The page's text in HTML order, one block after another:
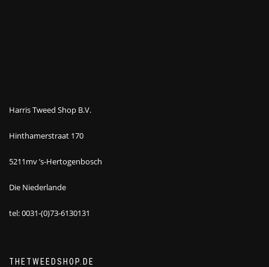
Harris Tweed Shop B.V.
Hinthamerstraat 170
5211mv ’s-Hertogenbosch
Die Niederlande
tel: 0031-(0)73-6130131
THETWEEDSHOP.DE